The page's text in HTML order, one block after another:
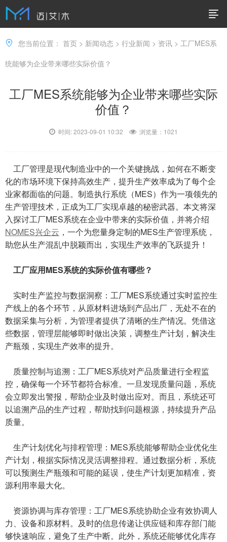
您当前位置： 首页 > 新闻动态 > 行业新闻 > 资讯 > 工厂MES系
统能够为企业带来哪些实际价值？
工厂MES系统能够为企业带来哪些实际
价值？
时间: 2023-09-01 10:32 浏览量： 1021
工厂管理是现代制造业中的一个关键挑战，如何在不断变
化的市场环境下保持高效生产，提升生产效率成为了每个企
业家都面临的问题。制造执行系统（MES）作为一项领先的
生产管理技术，正成为工厂实现卓越的秘密武器。本文将深
入探讨工厂MES系统在企业中带来的实际价值，并将介绍
NOMES兴企云 ，一个为您量身定制的MES生产管理系统，
助您从生产混乱中脱颖而出，实现生产效率的飞跃提升！
工厂应用MES系统的实际价值有哪些？
实时生产监控与数据洞察：工厂MES系统通过实时监控生
产线上的各个环节，从原材料进场到产品出厂，无处不在的
数据采集与分析，为管理者提供了清晰的生产情况。凭借这
些数据，管理层能够即时做出决策，调整生产计划，解决生
产瓶颈，实现生产效率的提升。
质量控制与追溯：工厂MES系统对产品质量进行全程监
控，确保每一个环节都符合标准。一旦发现质量问题，系统
会立即发出警报，帮助企业及时做出应对。而且，系统还可
以追溯产品的生产过程，帮助找到问题根源，持续提升产品
质量。
生产计划优化与排程管理：MES系统能够帮助企业优化生
产计划，根据实际情况灵活调整排程。通过数据分析，系统
可以预测生产瓶颈和可能的延误，使生产计划更加精准，资
源利用率最大化。
资源协调与库存管理：工厂MES系统协助企业有效协调人
力、设备和原材料。及时的信息传递让供应链和库存部门能
够快速响应，避免了生产中断。此外，系统还能够优化库存